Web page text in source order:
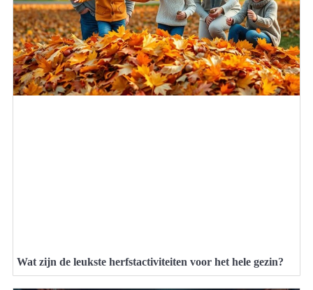
Wat zijn de leukste herfstactiviteiten voor het hele gezin?